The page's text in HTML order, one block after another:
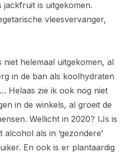
is uitgekomen.
vleesvervanger,
helemaal uitgekomen, al
in de ban als koolhydraten
Helaas zie ik ook nog niet
in de winkels, al groeit de
Wellicht in 2020? IJs is
alcohol als in ‘gezondere’
En ook is er plantaardig